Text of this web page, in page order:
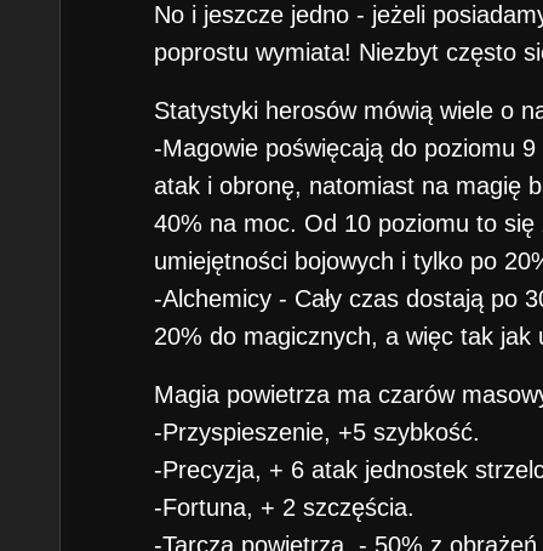
No i jeszcze jedno - jeżeli
poprostu wymiata! Niezbyt często
Statystyki herosów mówią wiele o
-Magowie poświęcają do poziomu
atak i obronę, natomiast na magię
40% na moc. Od 10 poziomu to
umiejętności bojowych i tylko po
-Alchemicy - Cały czas dostają po
20% do magicznych, a więc tak jak
Magia powietrza ma czarów
-Przyspieszenie, +5 szybkość.
-Precyzja, + 6 atak jednostek
-Fortuna, + 2 szczęścia.
-Tarcza powietrza, - 50% z